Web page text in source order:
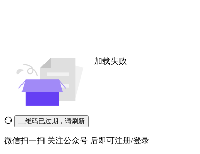
加载失败
二维码已过期，请刷新
微信扫一扫 关注公众号 后即可注册/登录